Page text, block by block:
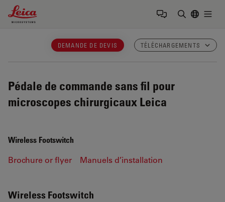
Leica Microsystems Logo
DEMANDE DE DEVIS TÉLÉCHARGEMENTS
Pédale de commande sans fil pour
microscopes chirurgicaux Leica
Wireless Footswitch
Brochure or flyer Manuels d’installation
Wireless Footswitch